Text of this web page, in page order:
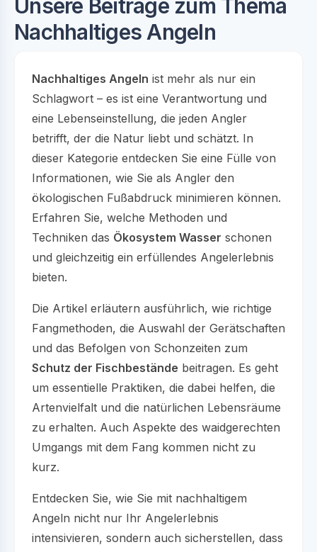
Unsere Beiträge zum Thema
Nachhaltiges Angeln
Nachhaltiges Angeln ist mehr als nur ein
Schlagwort – es ist eine Verantwortung und
eine Lebenseinstellung, die jeden Angler
betrifft, der die Natur liebt und schätzt. In
dieser Kategorie entdecken Sie eine Fülle von
Informationen, wie Sie als Angler den
ökologischen Fußabdruck minimieren können.
Erfahren Sie, welche Methoden und
Techniken das Ökosystem Wasser schonen
und gleichzeitig ein erfüllendes Angelerlebnis
bieten.
Die Artikel erläutern ausführlich, wie richtige
Fangmethoden, die Auswahl der Gerätschaften
und das Befolgen von Schonzeiten zum
Schutz der Fischbestände beitragen. Es geht
um essentielle Praktiken, die dabei helfen, die
Artenvielfalt und die natürlichen Lebensräume
zu erhalten. Auch Aspekte des waidgerechten
Umgangs mit dem Fang kommen nicht zu
kurz.
Entdecken Sie, wie Sie mit nachhaltigem
Angeln nicht nur Ihr Angelerlebnis
intensivieren, sondern auch sicherstellen, dass